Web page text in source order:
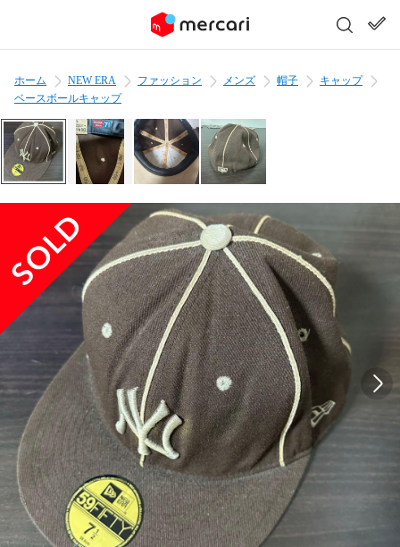
ホーム NEW ERA ファッション メンズ 帽子
キャップ
ベースボールキャップ